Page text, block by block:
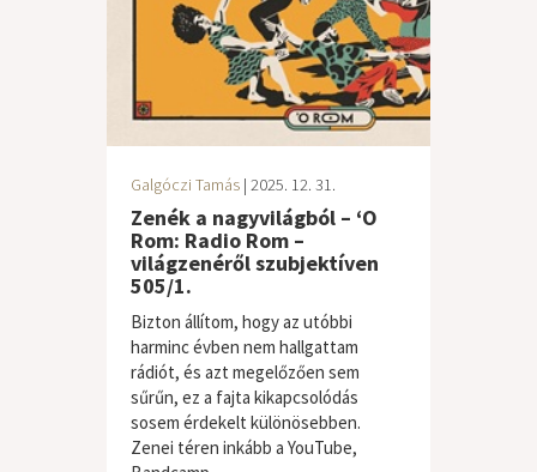
Galgóczi Tamás | 2025. 12. 31.
Zenék a nagyvilágból – ‘O
Rom: Radio Rom –
világzenéről szubjektíven
505/1.
Bizton állítom, hogy az utóbbi
harminc évben nem hallgattam
rádiót, és azt megelőzően sem
sűrűn, ez a fajta kikapcsolódás
sosem érdekelt különösebben.
Zenei téren inkább a YouTube,